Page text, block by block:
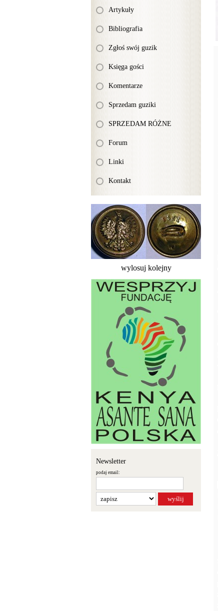
Artykuły
Bibliografia
Zgłoś swój guzik
Księga gości
Komentarze
Sprzedam guziki
SPRZEDAM RÓŻNE
Forum
Linki
Kontakt
wylosuj kolejny
Newsletter
podaj email: